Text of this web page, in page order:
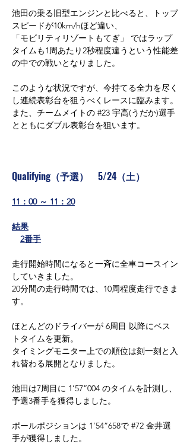
池田の乗る旧型エンジンと比べると、トップ
スピードが10km/hほど違い、
「モビリティリゾートもてぎ」 ではラップ
タイムも1周あたり2秒程度違うという性能差
の中での戦いとなりました。
このような状況ですが、今持てる全力を尽く
し連続表彰台を狙うべくレースに臨みます。
また、チームメイトの #23 宇高(うだか)選手
とともにダブル表彰台を狙います。
Qualifying（予選）　5/24（土）
11：00 ～ 11：20
結果
2番手
走行開始時間になると一斉に全車コースイン
していきました。
20分間の走行時間では、10周程度走行できま
す。
ほとんどのドライバーが 6周目 以降にベス
トタイムを更新。
タイミングモニター上での順位は刻一刻と入
れ替わる展開となりました。
池田は7周目に 1’57”004 のタイムを計測し、
予選3番手を獲得しました。
ポールポジションは 1’54”658で #72 金井選
手が獲得しました。